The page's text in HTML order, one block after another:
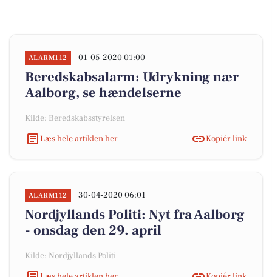
ALARM112 01-05-2020 01:00
Beredskabsalarm: Udrykning nær
Aalborg, se hændelserne
Kilde: Beredskabsstyrelsen
Læs hele artiklen her
Kopiér link
ALARM112 30-04-2020 06:01
Nordjyllands Politi: Nyt fra Aalborg
- onsdag den 29. april
Kilde: Nordjyllands Politi